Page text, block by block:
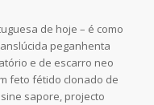
de hoje – é como
peganhenta
e de escarro neo
feto fétido clonado de
sapore, projecto